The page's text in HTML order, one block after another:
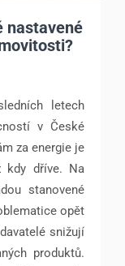
nastavené
letech
v České
za energie je
kdy dříve. Na
stanovené
opět
snižují
produktů.